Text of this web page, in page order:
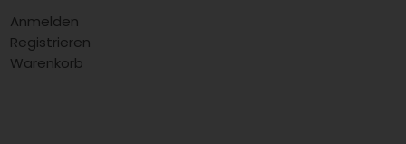
Anmelden
Registrieren
Warenkorb